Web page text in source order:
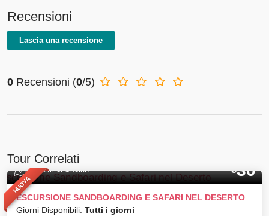
Recensioni
Lascia una recensione
0 Recensioni (0/5)
Tour Correlati
NUOVA
Sharm el Sheikh €30
ESCURSIONE SANDBOARDING E SAFARI NEL DESERTO
Giorni Disponibili: Tutti i giorni